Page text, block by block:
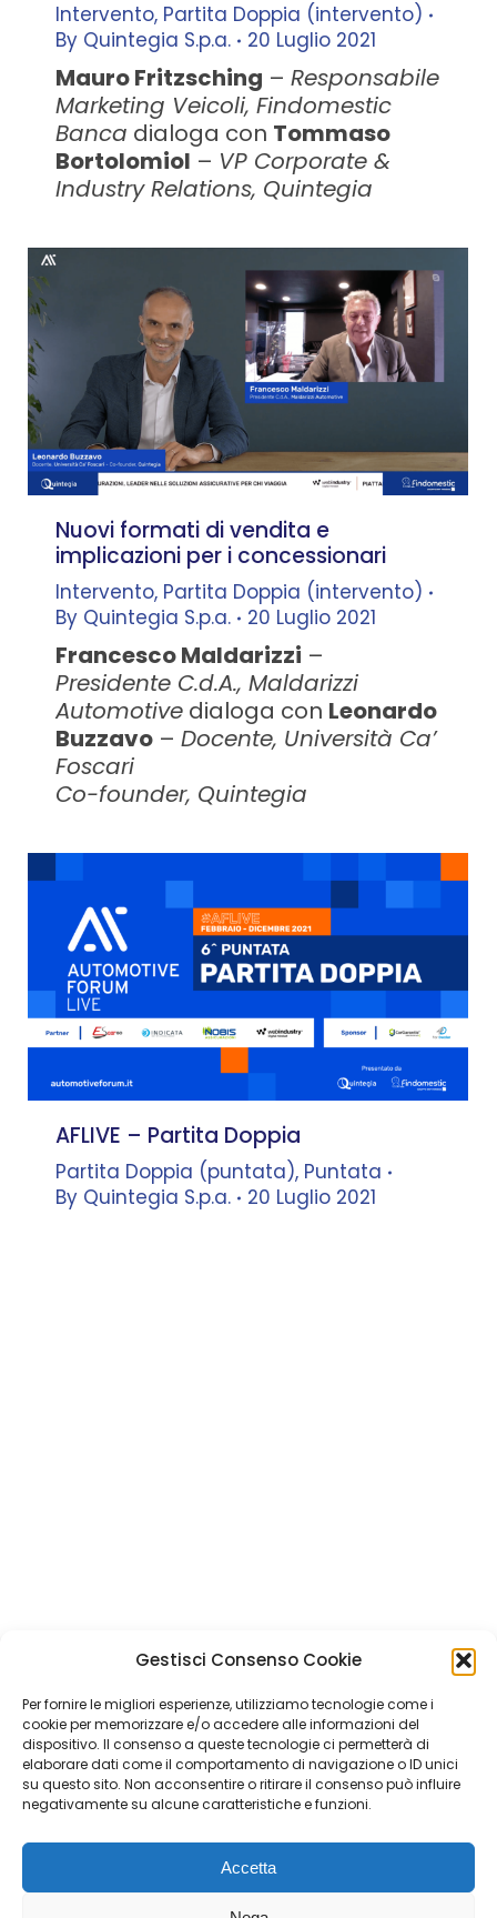
Gestisci Consenso Cookie
Per fornire le migliori esperienze, utilizziamo tecnologie come i
cookie per memorizzare e/o accedere alle informazioni del
dispositivo. Il consenso a queste tecnologie ci permetterà di
elaborare dati come il comportamento di navigazione o ID unici
su questo sito. Non acconsentire o ritirare il consenso può influire
negativamente su alcune caratteristiche e funzioni.
Accetta
Intervento, Partita Doppia (intervento)
By Quintegia S.p.a. 20 Luglio 2021
Mauro Fritzsching – Responsabile
Marketing Veicoli, Findomestic
Banca dialoga con Tommaso
Bortolomiol – VP Corporate &
Industry Relations, Quintegia
Nuovi formati di vendita e
implicazioni per i concessionari
Intervento, Partita Doppia (intervento)
By Quintegia S.p.a. 20 Luglio 2021
Francesco Maldarizzi –
Presidente C.d.A., Maldarizzi
Automotive dialoga con Leonardo
Buzzavo – Docente, Università Ca’
Foscari
Co-founder, Quintegia
AFLIVE – Partita Doppia
Partita Doppia (puntata), Puntata
By Quintegia S.p.a. 20 Luglio 2021
Quintegia S.p.a. a Socio Unico
Soggetta a Direzione e Coordinamento di Q Future Srl P.I. e
C.F. 05507380268
P.I (IT) 03933040267 Capitale Sociale 100.000 € I.V.
YouTubeLinkedinFacebookInstagram
Twitter